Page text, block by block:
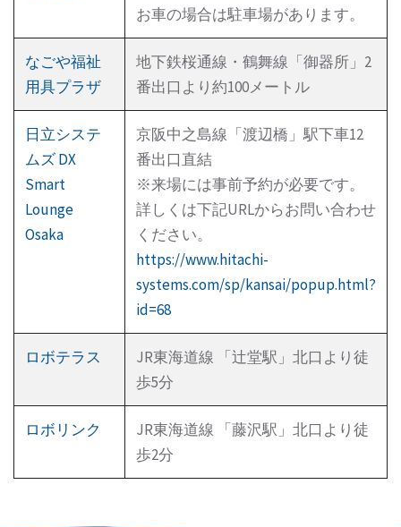
お車の場合は駐車場があります。
なごや福祉
用具プラザ
地下鉄桜通線・鶴舞線「御器所」2
番出口より約100メートル
日立システ
ムズ DX
Smart
Lounge
Osaka
京阪中之島線「渡辺橋」駅下車12
番出口直結
※来場には事前予約が必要です。
詳しくは下記URLからお問い合わせ
ください。
https://www.hitachi-
systems.com/sp/kansai/popup.html?
id=68
ロボテラス
JR東海道線 「辻堂駅」北口より徒
歩5分
ロボリンク
JR東海道線 「藤沢駅」北口より徒
歩2分